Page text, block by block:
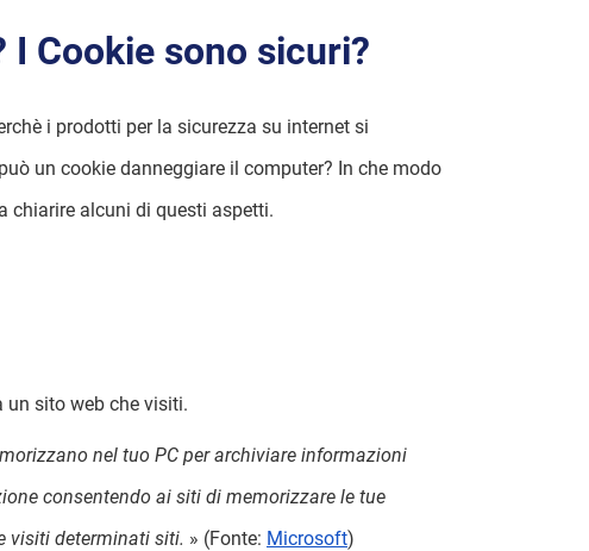
Cookie sono sicuri?
i prodotti per la sicurezza su internet si
un cookie danneggiare il computer? In che modo
chiarire alcuni di questi aspetti.
un sito web che visiti.
nel tuo PC per archiviare informazioni
consentendo ai siti di memorizzare le tue
visiti determinati siti. » (Fonte: Microsoft)